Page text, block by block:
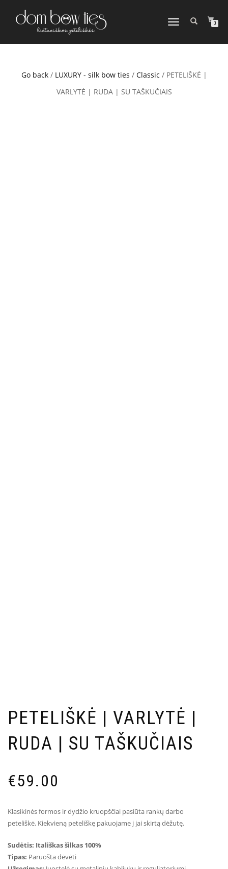
TOGGLE
0
Go back/ LUXURY - silk bow ties / Classic / PETELIŠKĖ |
VARLYTĖ | RUDA | SU TAŠKUČIAIS
PETELIŠKĖ | VARLYTĖ |
RUDA | SU TAŠKUČIAIS
€59.00
Klasikinės formos ir dydžio kruopščiai pasiūta rankų darbo
peteliškė. Kiekvieną peteliškę pakuojame į jai skirtą dėžutę.
Sudėtis: Itališkas šilkas 100%
Tipas: Paruošta dėvėti